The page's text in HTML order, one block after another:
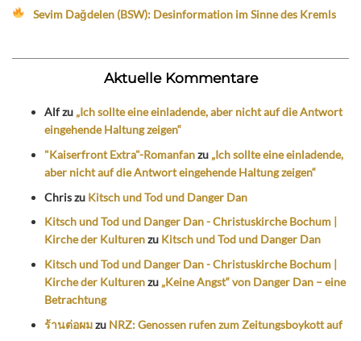
Sevim Dağdelen (BSW): Desinformation im Sinne des Kremls
Aktuelle Kommentare
Alfzu „Ich sollte eine einladende, aber nicht auf die Antwort
eingehende Haltung zeigen“
"Kaiserfront Extra"-Romanfanzu „Ich sollte eine einladende,
aber nicht auf die Antwort eingehende Haltung zeigen“
Chriszu Kitsch und Tod und Danger Dan
Kitsch und Tod und Danger Dan - Christuskirche Bochum |
Kirche der Kulturenzu Kitsch und Tod und Danger Dan
Kitsch und Tod und Danger Dan - Christuskirche Bochum |
Kirche der Kulturenzu „Keine Angst“ von Danger Dan – eine
Betrachtung
ร้านต่อผมzu NRZ: Genossen rufen zum Zeitungsboykott auf